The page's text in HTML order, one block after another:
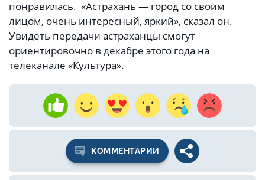
понравилась. «Астрахань — город со своим
лицом, очень интересный, яркий», сказал он.
Увидеть передачи астраханцы смогут
ориентировочно в декабре этого года на
телеканале «Культура».
КОММЕНТАРИИ